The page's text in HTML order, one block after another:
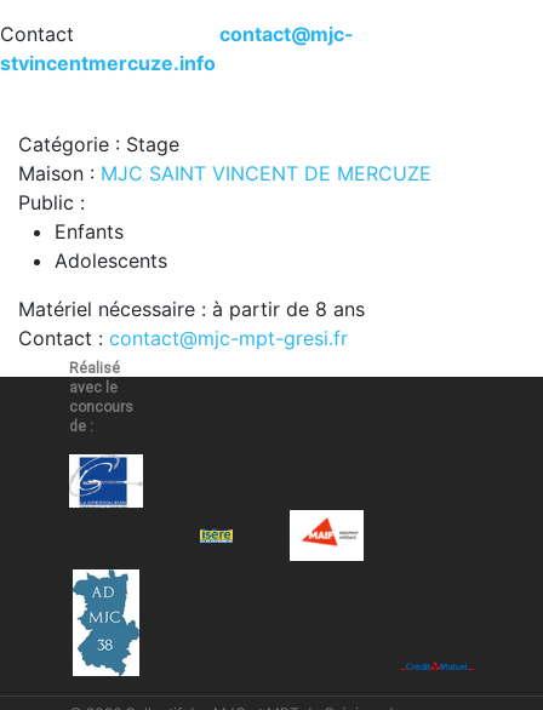
Contact contact@mjc-
stvincentmercuze.info
Catégorie : Stage
Maison : MJC SAINT VINCENT DE MERCUZE
Public :
Enfants
Adolescents
Matériel nécessaire : à partir de 8 ans
Contact : contact@mjc-mpt-gresi.fr
Réalisé
avec le
concours
de :